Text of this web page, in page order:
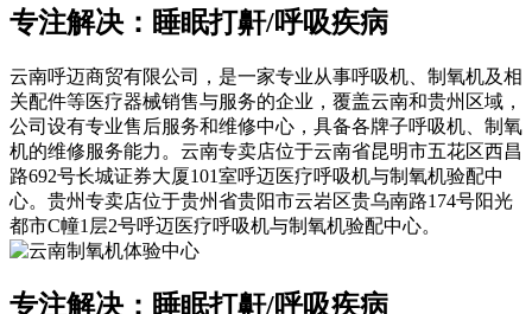
专注解决：睡眠打鼾/呼吸疾病
云南呼迈商贸有限公司，是一家专业从事呼吸机、制氧机及相
关配件等医疗器械销售与服务的企业，覆盖云南和贵州区域，
公司设有专业售后服务和维修中心，具备各牌子呼吸机、制氧
机的维修服务能力。云南专卖店位于云南省昆明市五花区西昌
路692号长城证券大厦101室呼迈医疗呼吸机与制氧机验配中
心。贵州专卖店位于贵州省贵阳市云岩区贵乌南路174号阳光
都市C幢1层2号呼迈医疗呼吸机与制氧机验配中心。
专注解决：睡眠打鼾/呼吸疾病